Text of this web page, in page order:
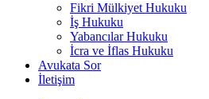
Fikri Mülkiyet Hukuku
İş Hukuku
Yabancılar Hukuku
İcra ve İflas Hukuku
Avukata Sor
İletişim